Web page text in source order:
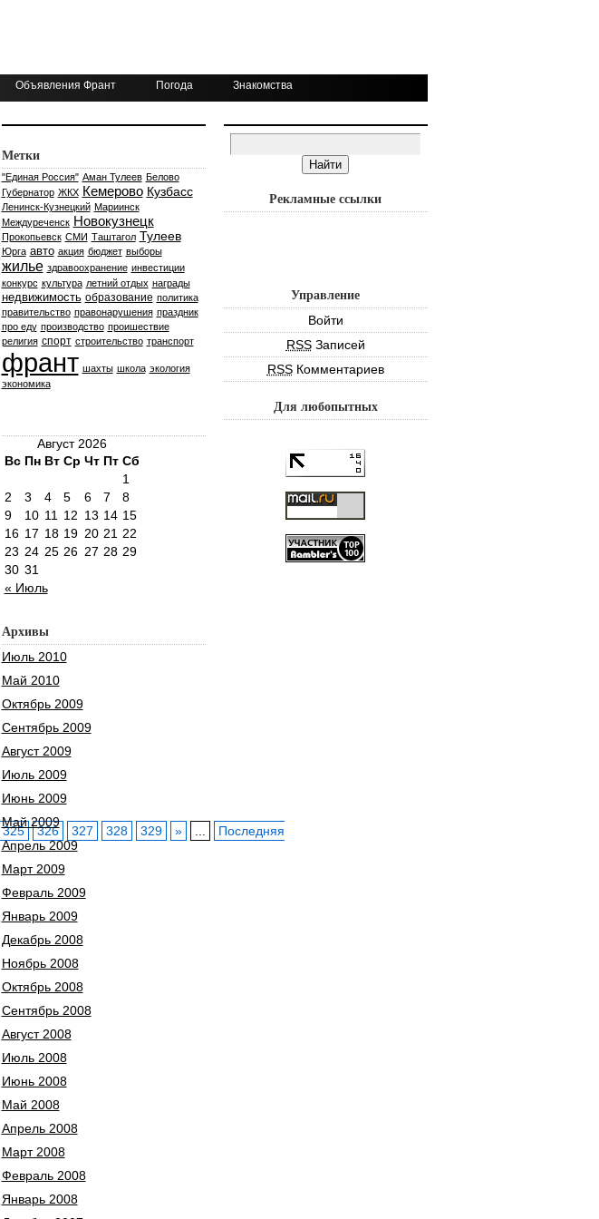
Объявления Франт Погода Знакомства
325 326 327 328 329 »
Последняя
Метки
"Единая Россия" Аман Тулеев Белово
Губернатор ЖКХ Кемерово Кузбасс
Ленинск-Кузнецкий Мариинск
Междуреченск Новокузнецк
Прокопьевск СМИ Таштагол Тулеев
Юрга авто акция бюджет выборы
жилье здравоохранение инвестиции
конкурс культура летний отдых награды
недвижимость образование политика
правительство правонарушения праздник
про еду производство проишествие
религия спорт строительство транспорт
франт шахты школа экология
экономика
Август 2026
Вс Пн Вт Ср Чт Пт Сб
« Июль
1
2
3 4 5 6 7
8
9
10 11 12 13 14 15
16 17 18 19 20 21 22
23 24 25 26 27 28 29
30 31
Архивы
Июль 2010
Май 2010
Октябрь 2009
Сентябрь 2009
Август 2009
Июль 2009
Июнь 2009
Май 2009
Апрель 2009
Март 2009
Февраль 2009
Январь 2009
Декабрь 2008
Ноябрь 2008
Октябрь 2008
Сентябрь 2008
Август 2008
Июль 2008
Июнь 2008
Май 2008
Апрель 2008
Март 2008
Февраль 2008
Январь 2008
Рекламные ссылки
Управление
Войти
RSSЗаписей
RSSКомментариев
Для любопытных